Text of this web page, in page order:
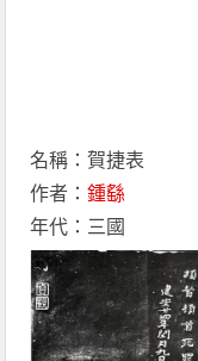
名稱：賀捷表
作者：鍾繇
年代：三國